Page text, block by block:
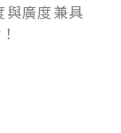
與廣度兼具